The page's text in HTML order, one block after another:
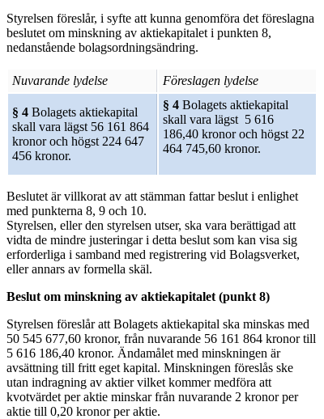
Styrelsen föreslår, i syfte att kunna genomföra det föreslagna
beslutet om minskning av aktiekapitalet i punkten 8,
nedanstående bolagsordningsändring.
Nuvarande lydelse Föreslagen lydelse
§ 4 Bolagets aktiekapital
skall vara lägst 56 161 864
kronor och högst 224 647
456 kronor.
§ 4 Bolagets aktiekapital
skall vara lägst 5 616
186,40 kronor och högst 22
464 745,60 kronor.
Beslutet är villkorat av att stämman fattar beslut i enlighet
med punkterna 8, 9 och 10.
Styrelsen, eller den styrelsen utser, ska vara berättigad att
vidta de mindre justeringar i detta beslut som kan visa sig
erforderliga i samband med registrering vid Bolagsverket,
eller annars av formella skäl.
Beslut om minskning av aktiekapitalet (punkt 8)
Styrelsen föreslår att Bolagets aktiekapital ska minskas med
50 545 677,60 kronor, från nuvarande 56 161 864 kronor till
5 616 186,40 kronor. Ändamålet med minskningen är
avsättning till fritt eget kapital. Minskningen föreslås ske
utan indragning av aktier vilket kommer medföra att
kvotvärdet per aktie minskar från nuvarande 2 kronor per
aktie till 0,20 kronor per aktie.